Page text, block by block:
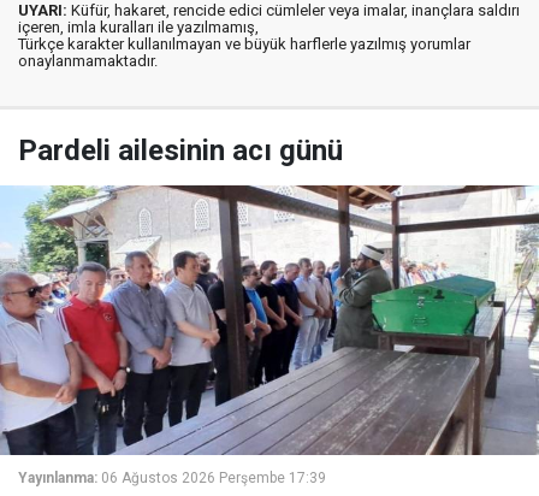
UYARI: Küfür, hakaret, rencide edici cümleler veya imalar, inançlara saldırı
içeren, imla kuralları ile yazılmamış,
Türkçe karakter kullanılmayan ve büyük harflerle yazılmış yorumlar
onaylanmamaktadır.
Pardeli ailesinin acı günü
Yayınlanma: 06 Ağustos 2026 Perşembe 17:39